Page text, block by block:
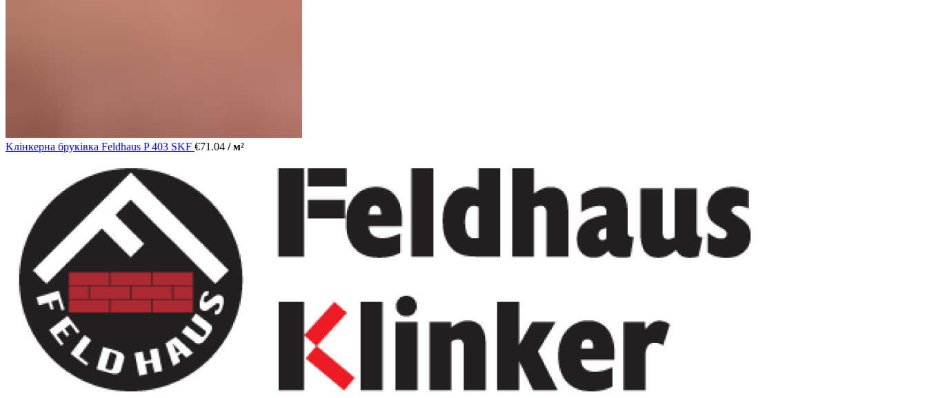
Kлінкерна бруківка Feldhaus P 403 SKF €71.04 / м²